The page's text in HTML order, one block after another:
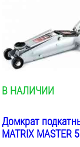
В НАЛИЧИИ
Домкрат
MATRIX MASTER